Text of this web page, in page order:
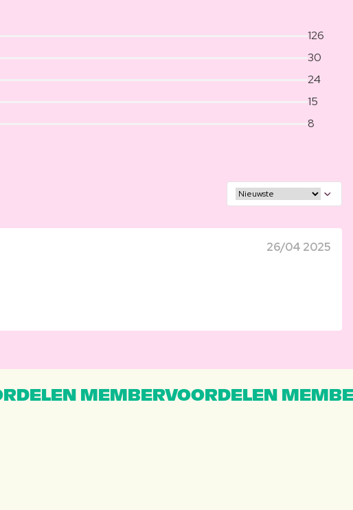
126
30
24
15
8
26/04 2025
MEMBERVOORDELEN